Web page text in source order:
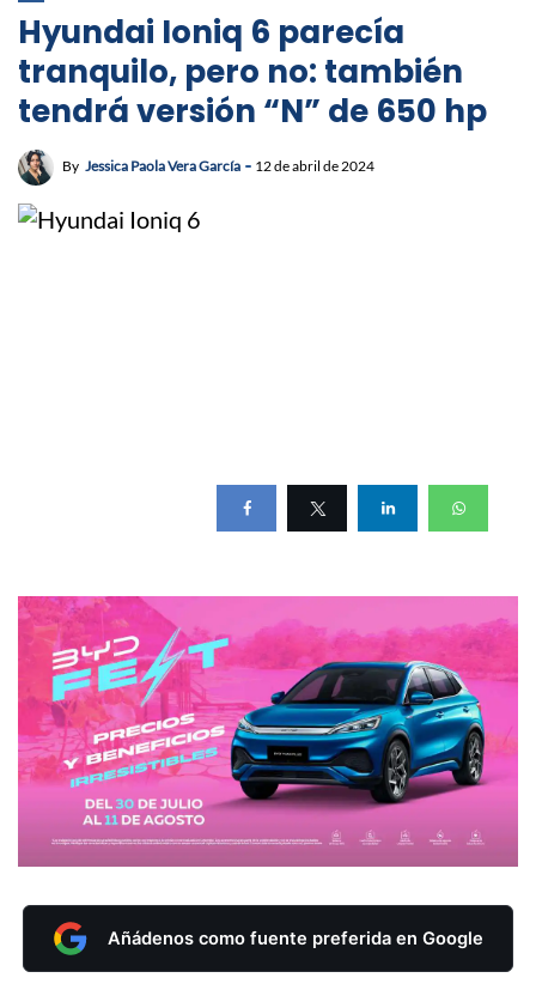
Hyundai Ioniq 6 parecía
tranquilo, pero no: también
tendrá versión “N” de 650 hp
By Jessica Paola Vera García 12 de abril de 2024
Añádenos como fuente preferida en Google